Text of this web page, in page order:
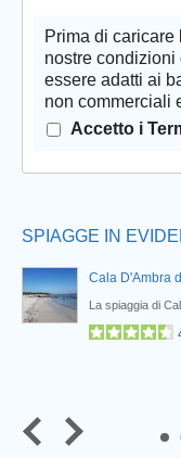
Prima di caricare
nostre condizioni
essere adatti ai
non commerciali
Accetto i
SPIAGGE IN
Cala D'Ambra
La spiaggia di
8